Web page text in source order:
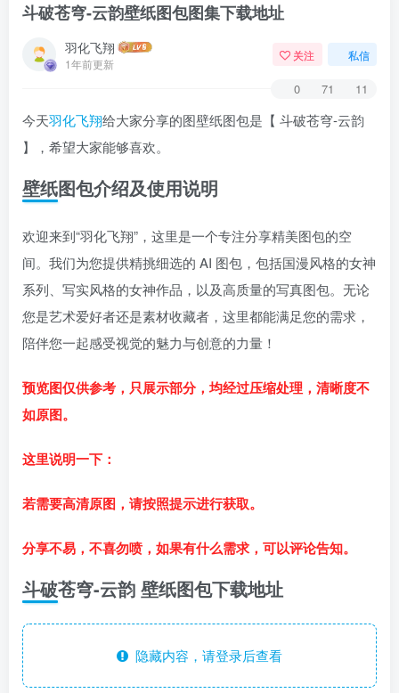
斗破苍穹-云韵壁纸图包图集下载地址
羽化飞翔
1年前更新
关注 私信
0 71 11
今天羽化飞翔给大家分享的图壁纸图包是【 斗破苍穹-云韵
】，希望大家能够喜欢。
壁纸图包介绍及使用说明
欢迎来到“羽化飞翔”，这里是一个专注分享精美图包的空
间。我们为您提供精挑细选的 AI 图包，包括国漫风格的女神
系列、写实风格的女神作品，以及高质量的写真图包。无论
您是艺术爱好者还是素材收藏者，这里都能满足您的需求，
陪伴您一起感受视觉的魅力与创意的力量！
预览图仅供参考，只展示部分，均经过压缩处理，清晰度不
如原图。
这里说明一下：
若需要高清原图，请按照提示进行获取。
分享不易，不喜勿喷，如果有什么需求，可以评论告知。
斗破苍穹-云韵 壁纸图包下载地址
隐藏内容，请登录后查看